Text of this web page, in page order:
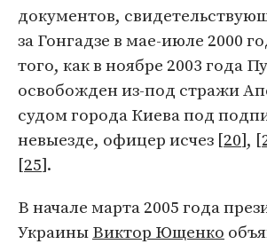
документов,
за Гонгадзе в мае-июле 2000
того, как в ноябре 2003 года
освобожден из-под стражи
судом города Киева под
невыезде, офицер исчез [20], [
[25].
В начале марта 2005 года
УкраиныВиктор Ющенко